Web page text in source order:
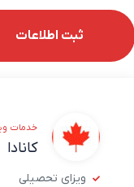
خدمات
کانادا
ویزای تحصیلی